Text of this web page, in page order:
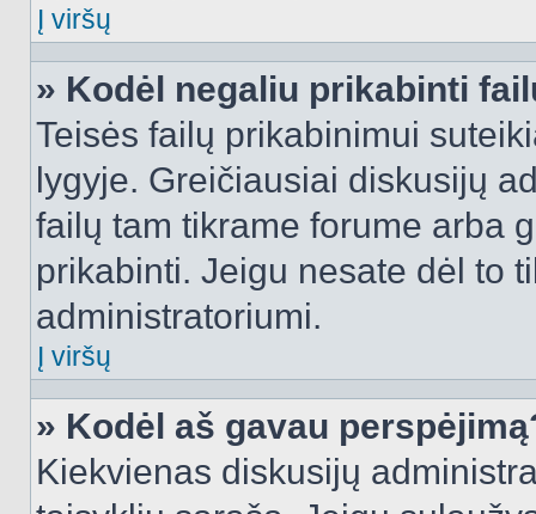
Į viršų
» Kodėl negaliu prikabinti
Teisės failų prikabinimui
lygyje. Greičiausiai diskusijų
failų tam tikrame forume arba
prikabinti. Jeigu nesate dėl to
administratoriumi.
Į viršų
» Kodėl aš gavau
Kiekvienas diskusijų